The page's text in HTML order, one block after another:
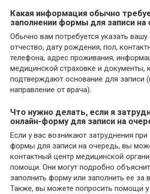
Какая информация обычно
заполнении формы для записи на
Обычно вам потребуется указать
отчество, дату рождения, пол,
телефона, адрес проживания,
медицинской страховке и документы,
подтверждают основание для записи
направление от врача).
Что нужно делать, если я
онлайн-форму для записи на
Если у вас возникают затруднения при
формы для записи на очередь, вы
контактный центр медицинской
помощи. Они могут подробно
заполнить форму или заполнить ее за
Также, вы можете попросить помощи у